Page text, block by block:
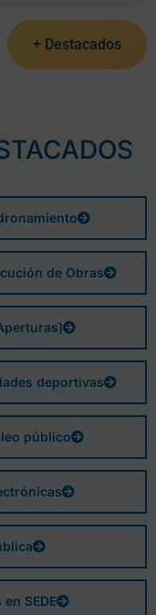
+ Destacados
de Obras
deportivas
público
SEDE